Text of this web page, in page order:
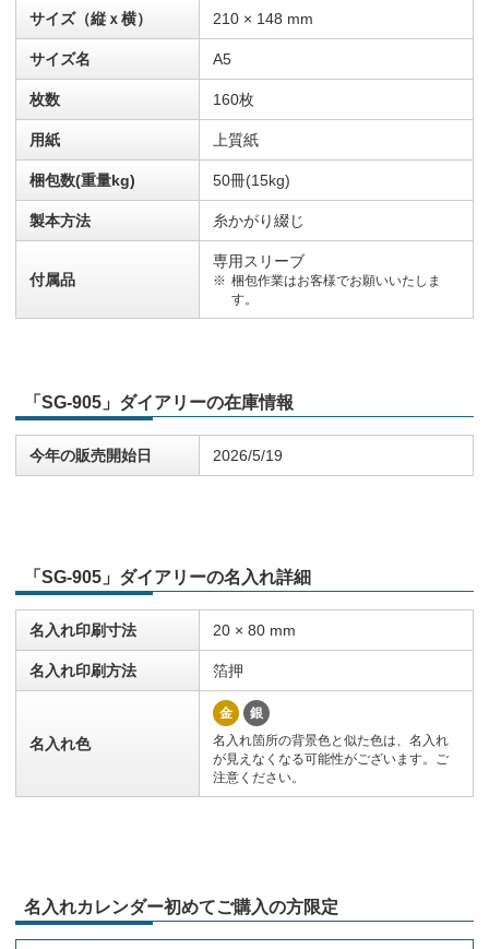
サイズ（縦ｘ横） 210 × 148 mm
サイズ名 A5
枚数 160枚
用紙 上質紙
梱包数(重量kg) 50冊(15kg)
製本方法 糸かがり綴じ
付属品
専用スリーブ
梱包作業はお客様でお願いいたしま
す。
「SG-905」ダイアリーの在庫情報
今年の販売開始日 2026/5/19
「SG-905」ダイアリーの名入れ詳細
名入れ印刷寸法 20 × 80 mm
名入れ印刷方法 箔押
名入れ色
金
銀
名入れ箇所の背景色と似た色は、名入れ
が見えなくなる可能性がございます。ご
注意ください。
名入れカレンダー初めてご購入の方限定